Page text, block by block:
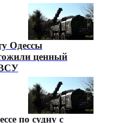
Одессы
ценный
по судну с